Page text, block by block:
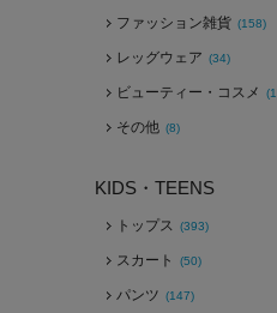
ファッション雑貨 (158)
レッグウェア (34)
ビューティー・コスメ
その他 (8)
KIDS・TEENS
トップス (393)
スカート (50)
パンツ (147)